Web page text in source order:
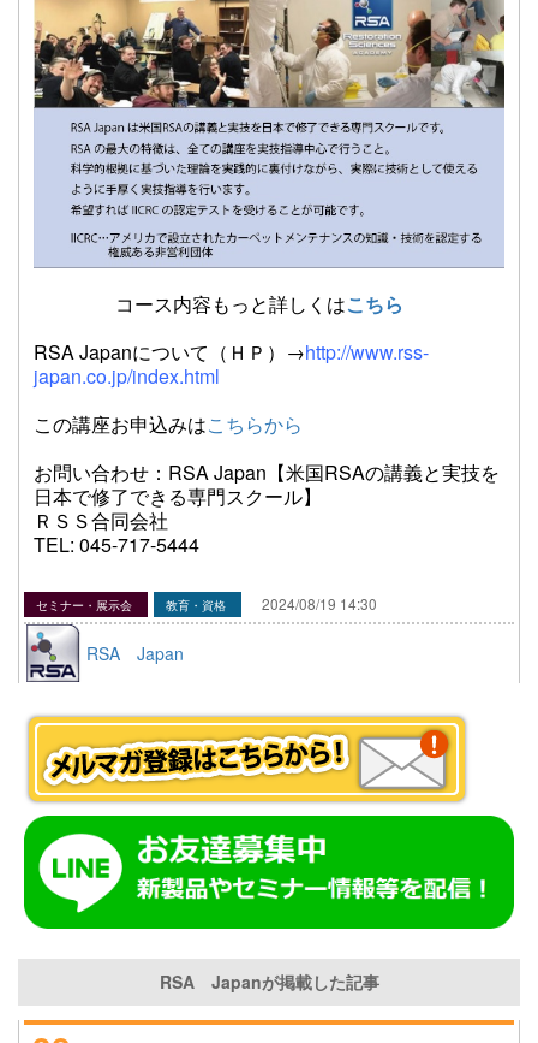
コース内容もっと詳しくはこちら
RSA Japanについて（ＨＰ）→http://www.rss-
japan.co.jp/index.html
この講座お申込みはこちらから
お問い合わせ：RSA Japan【米国RSAの講義と実技を
日本で修了できる専門スクール】
ＲＳＳ合同会社
TEL: 045-717-5444
セミナー・展示会 教育・資格 2024/08/19 14:30
RSA Japan
RSA Japanが掲載した記事